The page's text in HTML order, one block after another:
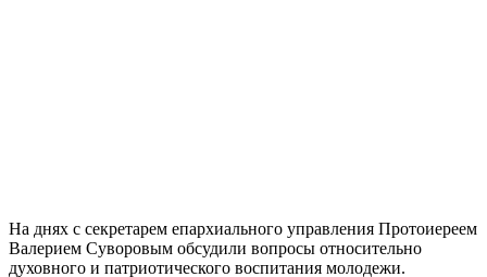
На днях с секретарем епархиального управления Протоиереем
Валерием Суворовым обсудили вопросы относительно
духовного и патриотического воспитания молодежи.